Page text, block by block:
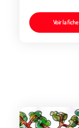
Voir la fiche